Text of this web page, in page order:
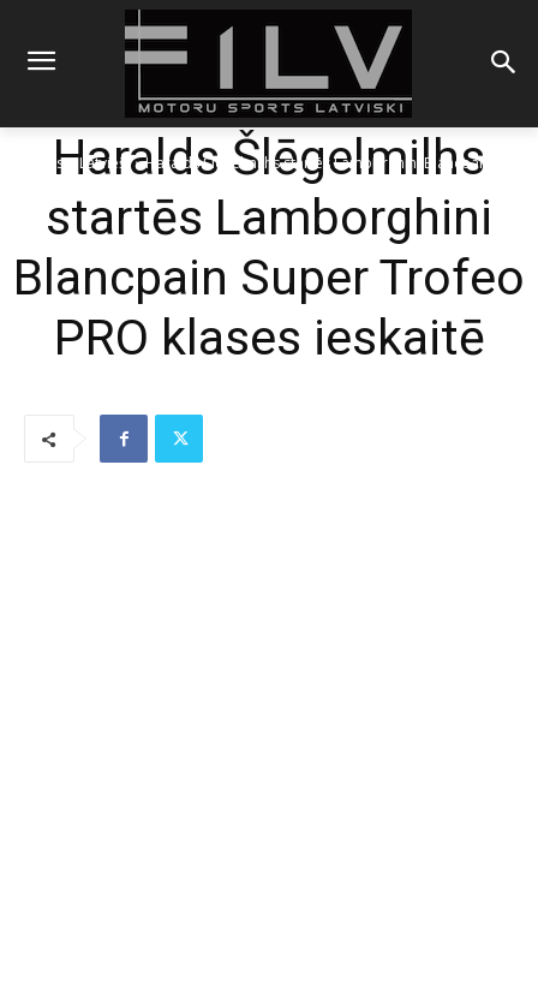
Sākums Latvieši
Haralds Šlēgelmilhs startēs Lamborghini Blancpain Super
Haralds Šlēgelmilhs
startēs Lamborghini
Blancpain Super Trofeo
PRO klases ieskaitē